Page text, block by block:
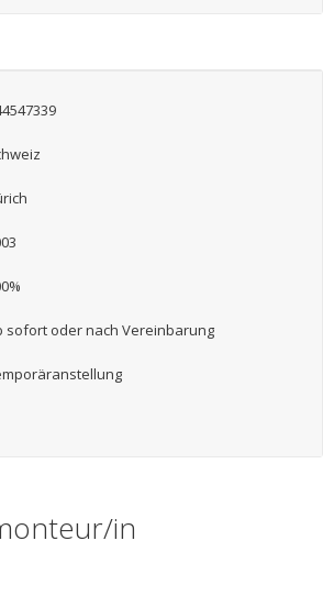
sofort oder nach Vereinbarung
in